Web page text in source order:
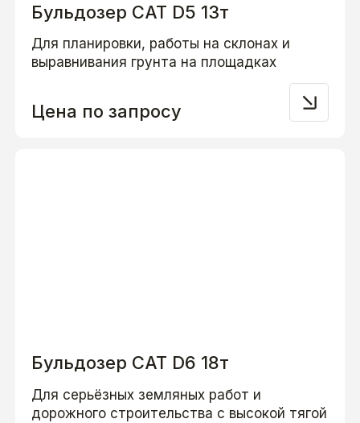
Бульдозер CAT D5 13т
Для планировки, работы на склонах и
выравнивания грунта на площадках
Цена по запросу
Бульдозер CAT D6 18т
Для серьёзных земляных работ и
дорожного строительства с высокой тягой